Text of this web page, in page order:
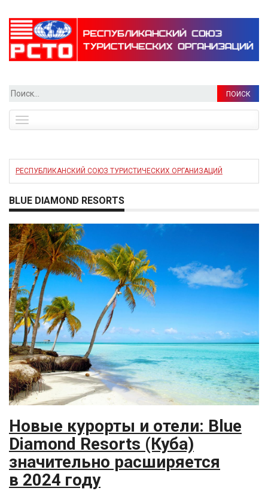
Найти:
navigation
РЕСПУБЛИКАНСКИЙ СОЮЗ ТУРИСТИЧЕСКИХ ОРГАНИЗАЦИЙ
BLUE DIAMOND RESORTS
Новые курорты и отели: Blue
Diamond Resorts (Куба)
значительно расширяется
в 2024 году